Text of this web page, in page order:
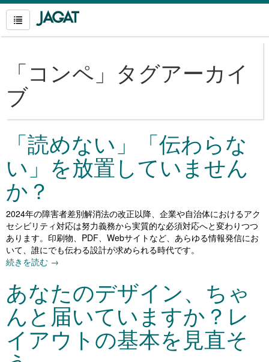
「コンペ 」タグアーカイ
ブ
「読めない」「伝わらな
い」を放置していません
か？
2024年の障害者差別解消法の改正以降、企業や自治体におけるアク
セシビリティ対応は努力義務から実質的な必須対応へと変わりつつ
あります。印刷物、PDF、Webサイトなど、あらゆる情報発信にお
いて、誰にでも伝わる設計が求められる時代です。
続きを読む →
あなたのデザイン、ちゃ
んと届いていますか？レ
イアウトの基本を見直そ